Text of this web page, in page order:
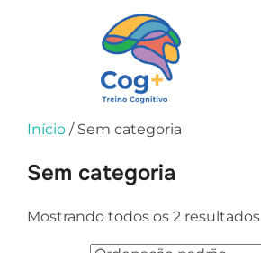
Início / Sem categoria
Sem categoria
Mostrando todos os 2 resultados